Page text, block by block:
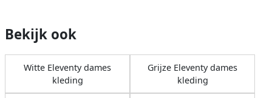
Bekijk ook
Witte Eleventy dames
kleding
Grijze Eleventy dames
kleding